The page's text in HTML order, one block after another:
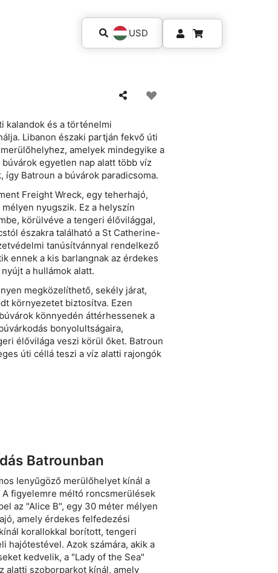
USD
kalandok és a történelmi
Libanon északi partján fekvő úti
amelyek mindegyike a
egyetlen nap alatt több víz
Batroun a búvárok paradicsoma.
Freight Wreck, egy teherhajó,
nyugszik. Ez a helyszín
körülvéve a tengeri élővilággal,
északra található a St Catherine-
tanúsítvánnyal rendelkező
ennek a kis barlangnak az érdekes
a hullámok alatt.
megközelíthető, sekély járat,
környezetet biztosítva. Ezen
könnyedén áttérhessenek a
bonyolultságaira,
élővilága veszi körül őket. Batroun
úti céllá teszi a víz alatti rajongók
Batrounban
lenyűgöző merülőhelyet kínál a
A figyelemre méltó roncsmerülések
az "Alice B", egy 30 méter mélyen
amely érdekes felfedezési
korallokkal borított, tengeri
hajótestével. Azok számára, akik a
kedvelik, a "Lady of the Sea"
alatti szoborparkot kínál, amely